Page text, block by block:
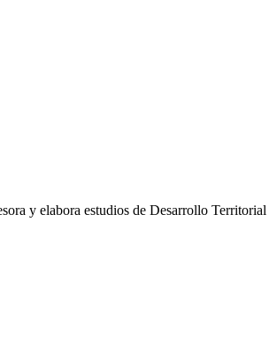
y elabora estudios de Desarrollo